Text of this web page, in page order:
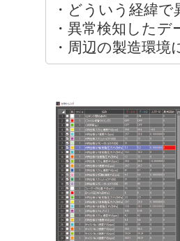
・どういう経緯
・異常検知した
・周辺の製造環